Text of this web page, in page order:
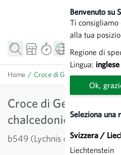
Benvenuto su
Ti consigliamo
alla tua
Regione di
Lingua: inglese
Ok,
Seleziona una
Svizzera /
Liechtenstein
Home / Croce di Gerusalemme -
Croce di
chalcedonica
b549 (Lychnis chalcedonica)